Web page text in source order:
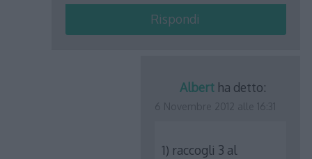
Rispondi
Albert ha detto:
1) raccogli 3 al